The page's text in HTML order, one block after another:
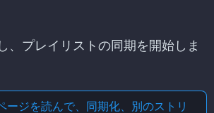
、プレイリストの同期を開始しま
ージを読んで、
同期化、別のストリ